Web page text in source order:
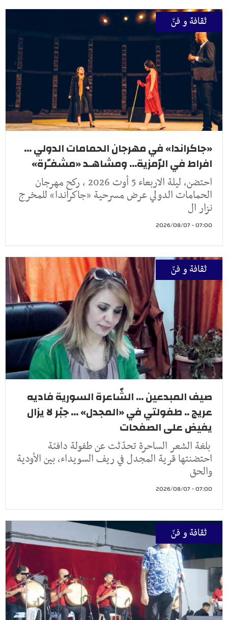
ثقافة و فنّ
«جاكراندا» في مهرجان الحمامات الدولي ...
افراط في الرّمزية... ومشاهـد «مشفـّرة»
احتضن، ليلة الاربعاء 5 أوت 2026 ، ركح مهرجان
الحمامات الدولي عرض مسرحية «جاكراندا» للمخرج
نزار ال
07:00 - 2026/08/07
ثقافة و فنّ
صيف المبدعين ... الشّاعرة السورية فاديه
عريج .. طفولتي في «المجدل» ... حِبْر لا يزال
يفيض على الصفحات
بلغة الشعر الساحرة تحدّثت عن طفولة دافئة
احتضنتها قرية المجدل في ريف السويداء، بين الأودية
والحق
07:00 - 2026/08/07
ثقافة و فنّ